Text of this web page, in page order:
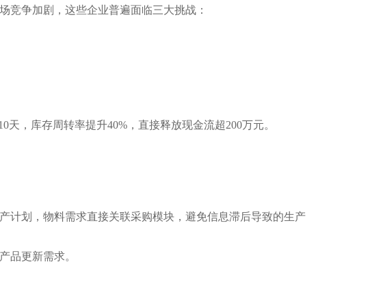
竞争加剧，这些企业普遍面临三大挑战：
，库存周转率提升40%，直接释放现金流超200万元。
计划，物料需求直接关联采购模块，避免信息滞后导致的生产
品更新需求。